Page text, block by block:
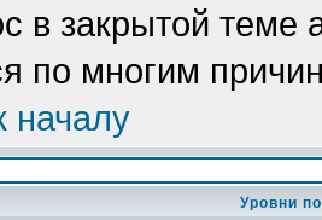
в закрытой теме
по многим
началу
Уровни